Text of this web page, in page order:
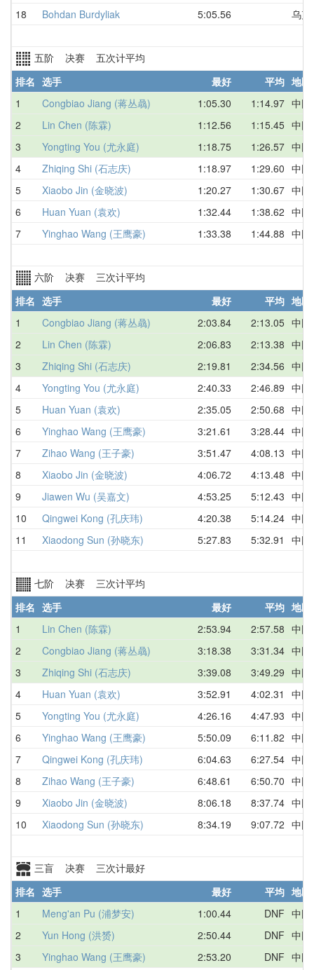
18
Bohdan Burdyliak 5:05.56 乌克
五阶 决赛 五次计平均
排名 选手 最好 平均 地区
1
Congbiao Jiang (蒋丛骉) 1:05.30 1:14.97 中国
2
Lin Chen (陈霖) 1:12.56 1:15.45 中国
3
Yongting You (尤永庭) 1:18.75 1:26.57 中国
4
Zhiqing Shi (石志庆) 1:18.97 1:29.60 中国
5
Xiaobo Jin (金晓波) 1:20.27 1:30.67 中国
6
Huan Yuan (袁欢) 1:32.44 1:38.62 中国
7
Yinghao Wang (王鹰豪) 1:33.38 1:44.88 中国
六阶 决赛 三次计平均
排名 选手 最好 平均 地区
1
Congbiao Jiang (蒋丛骉) 2:03.84 2:13.05 中国
2
Lin Chen (陈霖) 2:06.83 2:13.38 中国
3
Zhiqing Shi (石志庆) 2:19.81 2:34.56 中国
4
Yongting You (尤永庭) 2:40.33 2:46.89 中国
5
Huan Yuan (袁欢) 2:35.05 2:50.68 中国
6
Yinghao Wang (王鹰豪) 3:21.61 3:28.44 中国
7
Zihao Wang (王子豪) 3:51.47 4:08.13 中国
8
Xiaobo Jin (金晓波) 4:06.72 4:13.48 中国
9
Jiawen Wu (吴嘉文) 4:53.25 5:12.43 中国
10
Qingwei Kong (孔庆玮) 4:20.38 5:14.24 中国
11
Xiaodong Sun (孙晓东) 5:27.83 5:32.91 中国
七阶 决赛 三次计平均
排名 选手 最好 平均 地区
1
Lin Chen (陈霖) 2:53.94 2:57.58 中国
2
Congbiao Jiang (蒋丛骉) 3:18.38 3:31.34 中国
3
Zhiqing Shi (石志庆) 3:39.08 3:49.29 中国
4
Huan Yuan (袁欢) 3:52.91 4:02.31
中国
5
Yongting You (尤永庭) 4:26.16 4:47.93 中国
6
Yinghao Wang (王鹰豪) 5:50.09 6:11.82 中国
7
Qingwei Kong (孔庆玮) 6:04.63 6:27.54 中国
8
Zihao Wang (王子豪) 6:48.61 6:50.70 中国
9
Xiaobo Jin (金晓波) 8:06.18 8:37.74 中国
10
Xiaodong Sun (孙晓东) 8:34.19 9:07.72 中国
三盲 决赛 三次计最好
排名 选手 最好 平均 地区
1
Meng'an Pu (浦梦安) 1:00.44 DNF 中国
2
Yun Hong (洪赟) 2:50.44 DNF 中国
3
Yinghao Wang (王鹰豪) 2:53.20 DNF 中国